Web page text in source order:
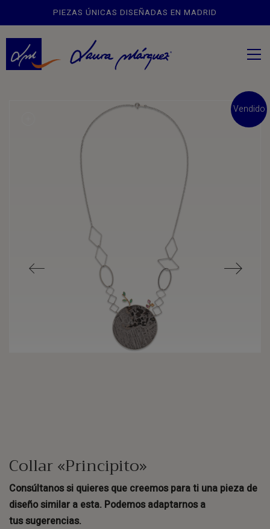
PIEZAS ÚNICAS DISEÑADAS EN MADRID
Vendido
Collar «Principito»
Consúltanos si quieres que creemos para ti una pieza de
diseño similar a esta. Podemos adaptarnos a
tus sugerencias.